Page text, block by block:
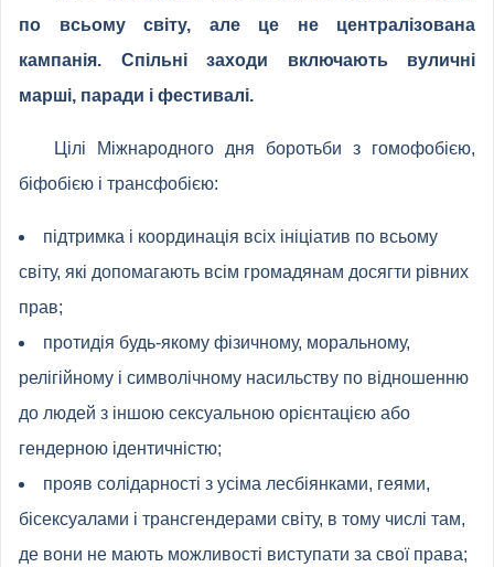
по всьому світу, але це не централізована
кампанія. Спільні заходи включають вуличні
марші, паради і фестивалі.
Цілі Міжнародного дня боротьби з гомофобією,
біфобією і трансфобією:
підтримка і координація всіх ініціатив по всьому
світу, які допомагають всім громадянам досягти рівних
прав;
протидія будь-якому фізичному, моральному,
релігійному і символічному насильству по відношенню
до людей з іншою сексуальною орієнтацією або
гендерною ідентичністю;
прояв солідарності з усіма лесбіянками, геями,
бісексуалами і трансгендерами світу, в тому числі там,
де вони не мають можливості виступати за свої права;